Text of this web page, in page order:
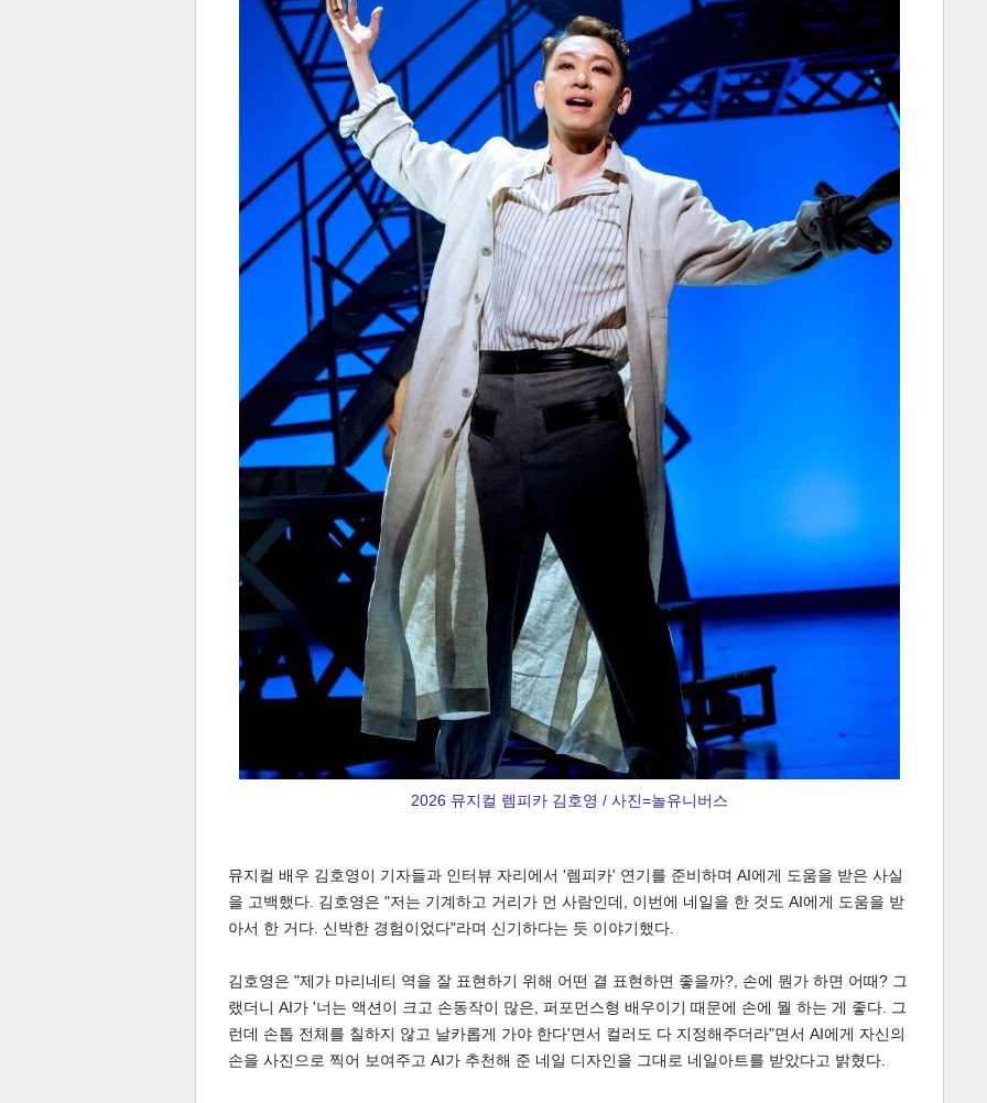
2026 뮤지컬 렘피카 김호영 / 사진=놀유니버스
뮤지컬 배우 김호영이 기자들과 인터뷰 자리에서 '렘피카' 연기를 준비하며 AI에게 도움을 받은 사실
을 고백했다. 김호영은 "저는 기계하고 거리가 먼 사람인데, 이번에 네일을 한 것도 AI에게 도움을 받
아서 한 거다. 신박한 경험이었다"라며 신기하다는 듯 이야기했다.
김호영은 "제가 마리네티 역을 잘 표현하기 위해 어떤 결 표현하면 좋을까?, 손에 뭔가 하면 어때? 그
랬더니 AI가 '너는 액션이 크고 손동작이 많은, 퍼포먼스형 배우이기 때문에 손에 뭘 하는 게 좋다. 그
런데 손톱 전체를 칠하지 않고 날카롭게 가야 한다'면서 컬러도 다 지정해주더라"면서 AI에게 자신의
손을 사진으로 찍어 보여주고 AI가 추천해 준 네일 디자인을 그대로 네일아트를 받았다고 밝혔다.